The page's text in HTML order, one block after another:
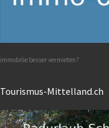
immobilie besser vermieten?
Tourismus-Mittelland.ch